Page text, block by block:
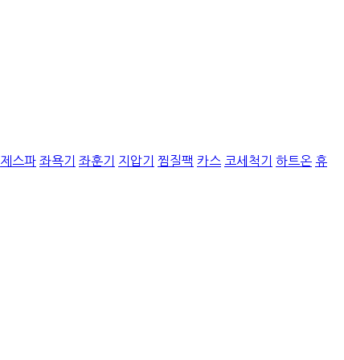
제스파 좌욕기 좌훈기 지압기 찜질팩 카스 코세척기 하트온 휴